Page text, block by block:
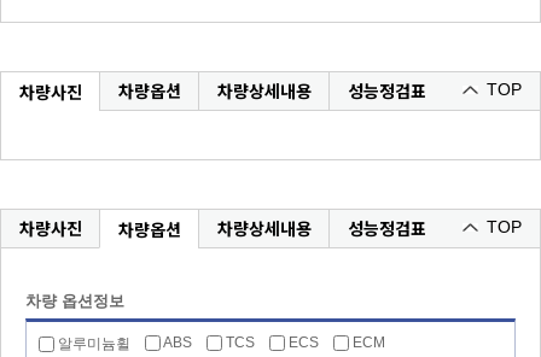
차량사진 차량옵션 차량상세내용 성능정검표 TOP
차량사진 차량옵션 차량상세내용 성능정검표 TOP
차량 옵션정보
알루미늄휠 ABS TCS ECS
ECM